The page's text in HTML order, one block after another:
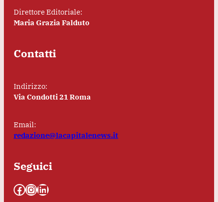
Direttore Editoriale:
Maria Grazia Falduto
Contatti
Indirizzo:
Via Condotti 21 Roma
Email:
redazione@lacapitalenews.it
Seguici
Facebook InstagramLinkedIn